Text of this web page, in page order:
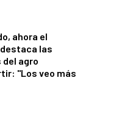
ahora el
las
agro
"Los veo más